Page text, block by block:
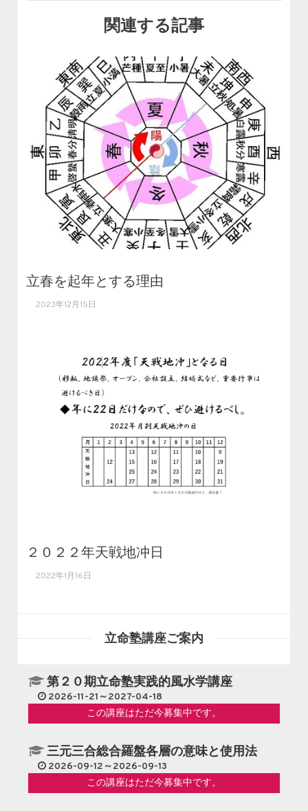
関連する記事
立春を起年とする理由
2023年12月15日
２０２２年天戦地冲日
2022年1月16日
立命塾講座ご案内
第２０期立命塾実践的風水学講座
2026-11-21～2027-04-18
この講座はただ今募集中です。
三元三合総合羅盤各層の意味と使用法
2026-09-12～2026-09-13
この講座はただ今募集中です。